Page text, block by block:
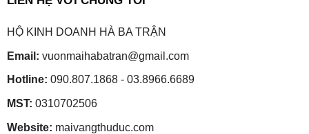
HỘ KINH DOANH HÀ BA TRẬN
Email: vuonmaihabatran@gmail.com
Hotline: 090.807.1868 - 03.8966.6689
MST: 0310702506
Website: maivangthuduc.com